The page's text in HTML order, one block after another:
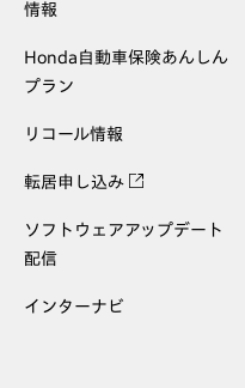
情報
Honda自動車保険あんしん
プラン
リコール情報
転居申し込み
ソフトウェアアップデート
配信
インターナビ